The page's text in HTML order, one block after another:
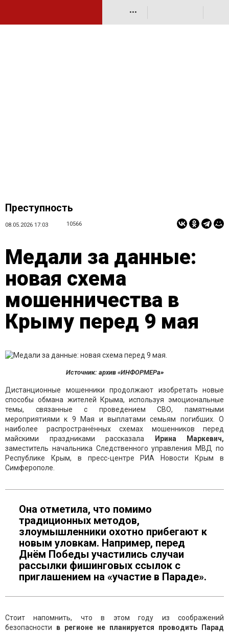
•••
Преступность
08.05.2026 17:03 10566
Медали за данные:
новая схема
мошенничества в
Крыму перед 9 мая
Источник: архив «ИНФОРМЕРа»
Дистанционные мошенники продолжают изобретать новые
способы обмана жителей Крыма, используя эмоциональные
темы, связанные с проведением СВО, памятными
мероприятиями к 9 Мая и выплатами семьям погибших. О
наиболее распространённых схемах мошенников перед
майскими праздниками рассказала
Ирина Маркевич,
заместитель начальника Следственного управления МВД по
Республике Крым, в пресс-центре РИА Новости Крым в
Симферополе.
Она отметила, что помимо
традиционных методов,
злоумышленники охотно прибегают к
новым уловкам. Например, перед
Днём Победы участились случаи
рассылки фишинговых ссылок с
приглашением на «участие в Параде».
Стоит напомнить, что в этом году из соображений
безопасности в регионе не планируется проводить Парад